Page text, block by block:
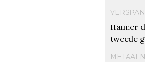
Haimer
tweede